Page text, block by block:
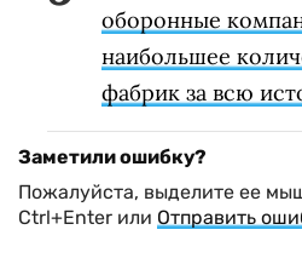
оборонные
наибольшее
фабрик за всю
Заметили ошибку?
Пожалуйста, выделите ее
Ctrl+Enter или Отправить